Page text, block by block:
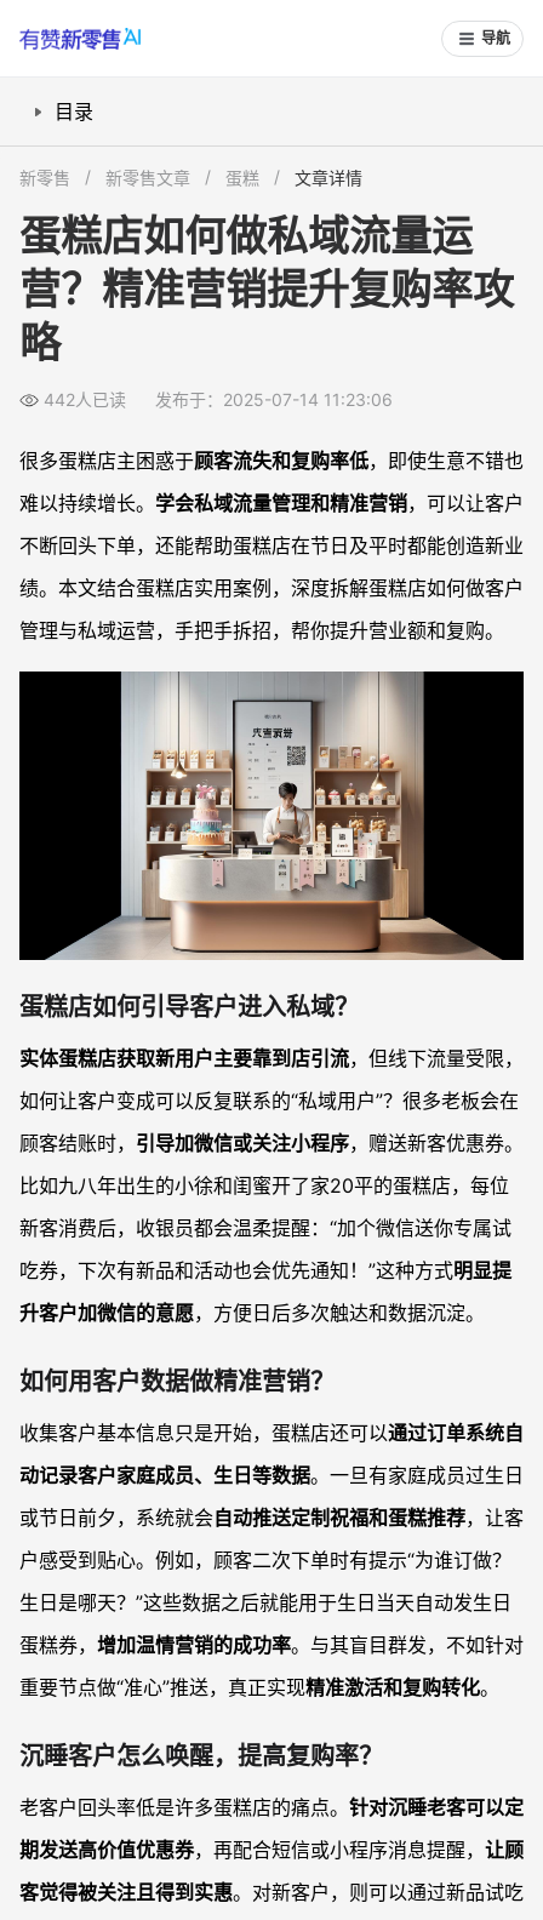
导航
目录
沉睡客户怎么唤醒，提高复购率？
小蛋糕店如何低成本搭建私域系统？
蛋糕店老板如何平衡线上线下客户管理？
如何规避打扰式营销造成客户反感？
用私域营销后复购率真的能提升吗？
新零售 新零售文章 蛋糕 文章详情
蛋糕店如何做私域流量运
营？精准营销提升复购率攻
略
442人已读 发布于：2025-07-14 11:23:06
很多蛋糕店主困惑于顾客流失和复购率低，即使生意不错也
难以持续增长。 学会私域流量管理和精准营销，可以让客户
不断回头下单，还能帮助蛋糕店在节日及平时都能创造新业
绩。本文结合蛋糕店实用案例，深度拆解蛋糕店如何做客户
管理与私域运营，手把手拆招，帮你提升营业额和复购。
蛋糕店如何引导客户进入私域？
实体蛋糕店获取新用户主要靠到店引流，但线下流量受限，
如何让客户变成可以反复联系的“私域用户”？很多老板会在
顾客结账时， 引导加微信或关注小程序，赠送新客优惠券。
比如九八年出生的小徐和闺蜜开了家20平的蛋糕店，每位
新客消费后，收银员都会温柔提醒：“加个微信送你专属试
吃券，下次有新品和活动也会优先通知！”这种方式明显提
升客户加微信的意愿，方便日后多次触达和数据沉淀。
如何用客户数据做精准营销？
收集客户基本信息只是开始，蛋糕店还可以通过订单系统自
动记录客户家庭成员、生日等数据。一旦有家庭成员过生日
或节日前夕，系统就会自动推送定制祝福和蛋糕推荐，让客
户感受到贴心。例如，顾客二次下单时有提示“为谁订做？
生日是哪天？”这些数据之后就能用于生日当天自动发生日
蛋糕券， 增加温情营销的成功率。与其盲目群发，不如针对
重要节点做“准心”推送，真正实现精准激活和复购转化。
沉睡客户怎么唤醒，提高复购率？
老客户回头率低是许多蛋糕店的痛点。 针对沉睡老客可以定
期发送高价值优惠券，再配合短信或小程序消息提醒， 让顾
客觉得被关注且得到实惠。对新客户，则可以通过新品试吃